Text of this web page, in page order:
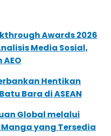
Awards 2026
Media Sosial,
Hentikan
Bara di ASEAN
Global melalui
Manga yang Tersedia